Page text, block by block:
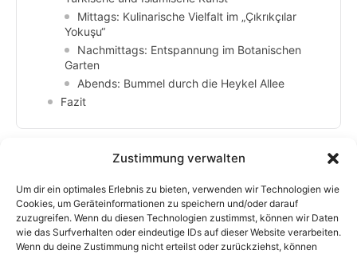
Zustimmung verwalten
Um dir ein optimales Erlebnis zu bieten, verwenden wir Technologien wie
Cookies, um Geräteinformationen zu speichern und/oder darauf
zuzugreifen. Wenn du diesen Technologien zustimmst, können wir Daten
wie das Surfverhalten oder eindeutige IDs auf dieser Website verarbeiten.
Wenn du deine Zustimmung nicht erteilst oder zurückziehst, können